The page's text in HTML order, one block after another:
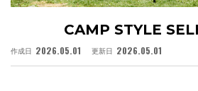
CAMP STYLE
作成日 2026.05.01 更新日 2026.05.01